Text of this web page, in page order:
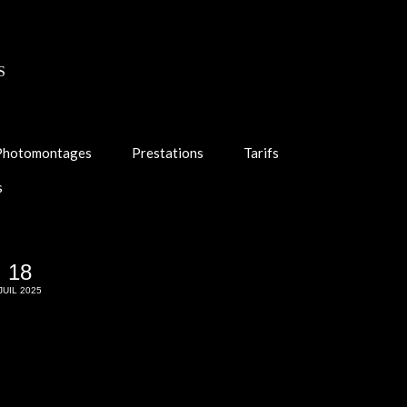
Prestations Tarifs
18
2025